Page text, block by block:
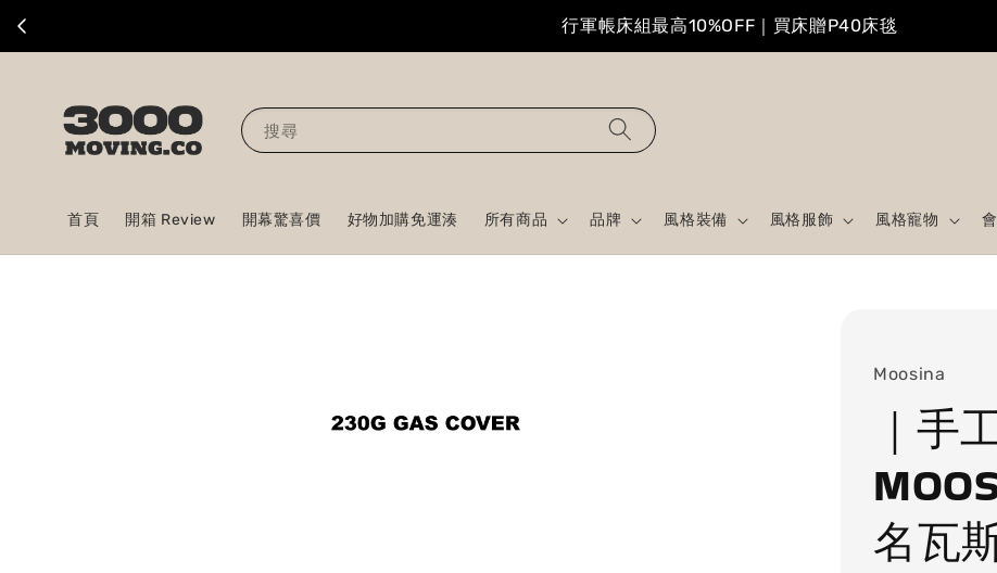
行軍帳床組最高10%OFF｜買床贈P40床毯
搜尋
首頁 開箱 Review 開幕驚喜價 好物加購免運湊 所有商品 品牌 風格裝備 風格服飾 風格寵物
Moosina
｜手
名瓦